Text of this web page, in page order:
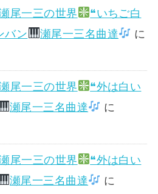
尾一三の世界
❝いちご白
バン 瀬尾一三名曲達
に
尾一三の世界
❝外は白い
瀬尾一三名曲達
に
尾一三の世界
❝外は白い
瀬尾一三名曲達
に